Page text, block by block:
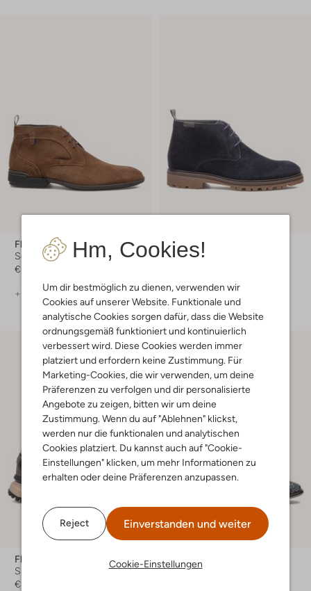
Hm, Cookies!
Um dir bestmöglich zu dienen, verwenden wir
Cookies auf unserer Website. Funktionale und
analytische Cookies sorgen dafür, dass die Website
ordnungsgemäß funktioniert und kontinuierlich
verbessert wird. Diese Cookies werden immer
platziert und erfordern keine Zustimmung. Für
Marketing-Cookies, die wir verwenden, um deine
Präferenzen zu verfolgen und dir personalisierte
Angebote zu zeigen, bitten wir um deine
Zustimmung. Wenn du auf "Ablehnen" klickst,
werden nur die funktionalen und analytischen
Cookies platziert. Du kannst auch auf "Cookie-
Einstellungen" klicken, um mehr Informationen zu
erhalten oder deine Präferenzen anzupassen.
Reject Einverstanden und weiter
Cookie-Einstellungen
Floris Van Bommel
Schnürboots
€ 269,99
+ mehr farben
Floris Van Bommel
Sneaker High
Floris Van Bommel
Sneaker Low
€ 259,99
Floris Van Bommel
Business Schuhe